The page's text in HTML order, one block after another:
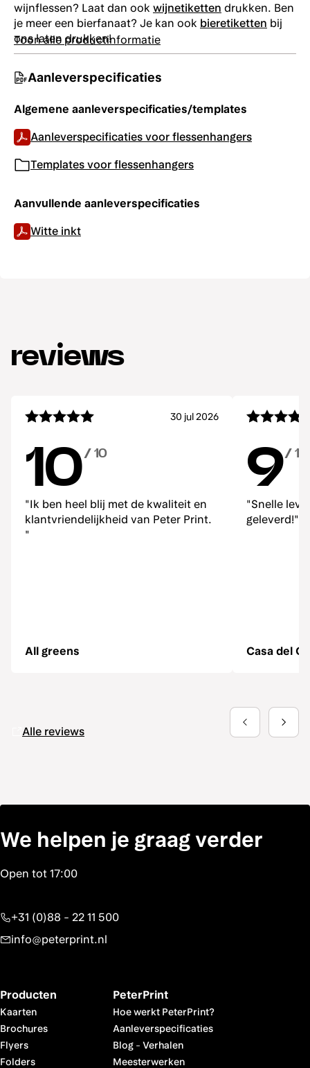
wijnflessen? Laat dan ook wijnetiketten drukken. Ben
je meer een bierfanaat? Je kan ook bieretiketten bij
ons laten drukken!
Toon alle productinformatie
Aanleverspecificaties
Algemene aanleverspecificaties/templates
Aanleverspecificaties voor flessenhangers
Templates voor flessenhangers
Aanvullende aanleverspecificaties
Witte inkt
reviews
Alle reviews
30 jul 2026
10/ 10
"Ik ben heel blij met de kwaliteit en
klantvriendelijkheid van Peter Print.
"
All greens
9/ 10
"Snelle
geleverd!"
Casa del
We helpen je graag verder
+31 (0)88 - 22 11 500
info@peterprint.nl
Producten
Kaarten
Brochures
Flyers
Folders
PeterPrint
Hoe werkt PeterPrint?
Aanleverspecificaties
Blog- Verhalen
Meesterwerken